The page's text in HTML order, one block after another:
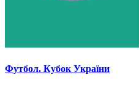
Футбол. Кубок України